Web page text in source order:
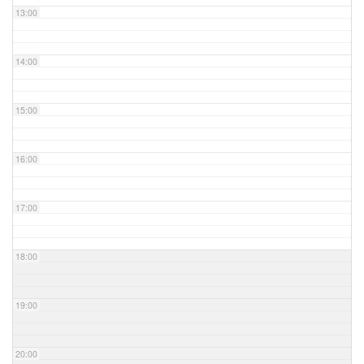
13:00
14:00
15:00
16:00
17:00
18:00
19:00
20:00